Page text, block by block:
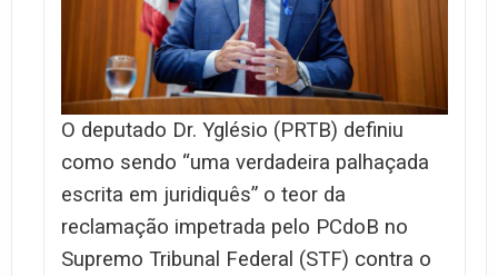
O deputado Dr. Yglésio (PRTB) definiu
como sendo “uma verdadeira palhaçada
escrita em juridiquês” o teor da
reclamação impetrada pelo PCdoB no
Supremo Tribunal Federal (STF) contra o